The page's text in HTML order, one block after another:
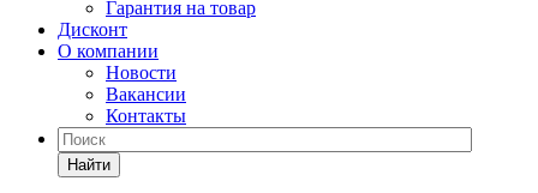
Гарантия на товар
Дисконт
О компании
Новости
Вакансии
Контакты
Найти